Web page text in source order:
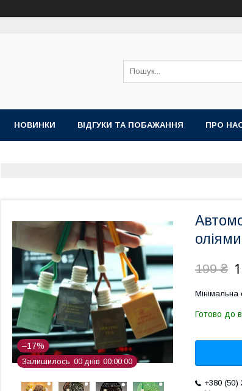
НОВИНКИ ВІДГУКИ ТА ПОБАЖАННЯ ПРО
–17%
Залишилось 00 днів 00 00 00
199 ₴
Готово до
+380 (50)